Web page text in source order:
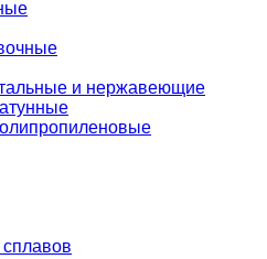
и нержавеющие